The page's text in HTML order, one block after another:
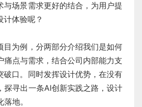
与场景需求更好的结合，为用户提
计体验呢？
目为例，分两部分介绍我们是如何
痛点与需求，结合公司内部能力支
破口。同时发挥设计优势，在没有
探寻出一条AI创新实践之路，设计
地。